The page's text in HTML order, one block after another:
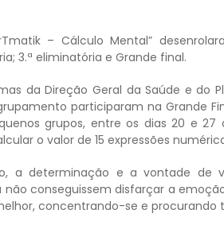
– Cálculo Mental”
3.ª eliminatória e Grande final.
da Direção Geral da Saúde e do
participaram na Grande
grupos, entre os dias 20 e
o valor de 15 expressões
a determinação e a vontade de
não conseguissem disfarçar a
concentrando-se e procurando